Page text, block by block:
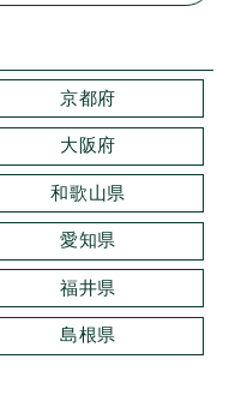
京都府
大阪府
和歌山県
愛知県
福井県
島根県